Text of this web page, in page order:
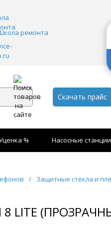
ремонта
Скачать прайс
% Насосные станции
/ Защитные стёкла и
LITE